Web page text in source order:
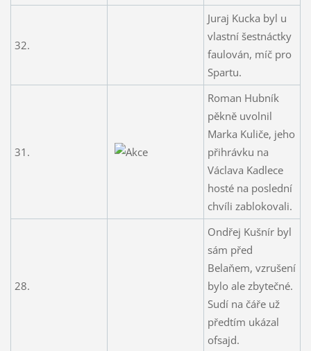
32.
Juraj Kucka byl u
vlastní šestnáctky
faulován, míč pro
Spartu.
31.
Roman Hubník
pěkně uvolnil
Marka Kuliče, jeho
přihrávku na
Václava Kadlece
hosté na poslední
chvíli zablokovali.
28.
Ondřej Kušnír byl
sám před
Belaňem, vzrušení
bylo ale zbytečné.
Sudí na čáře už
předtím ukázal
ofsajd.